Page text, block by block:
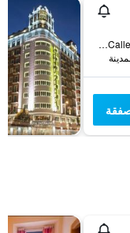
Calle San Bernardo 29-31, مدريد, أسبانيا